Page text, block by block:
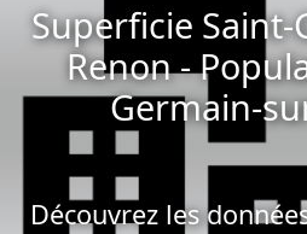
Superficie
Renon -
Germain-
Découvrez les